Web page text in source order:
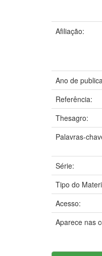
Afiliação:
Ano de
Referência:
Thesagro:
Palavras-
Série:
Tipo do
Acesso:
Aparece nas